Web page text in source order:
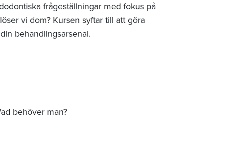
frågeställningar med fokus på
vi dom? Kursen syftar till att göra
behandlingsarsenal.
behöver man?